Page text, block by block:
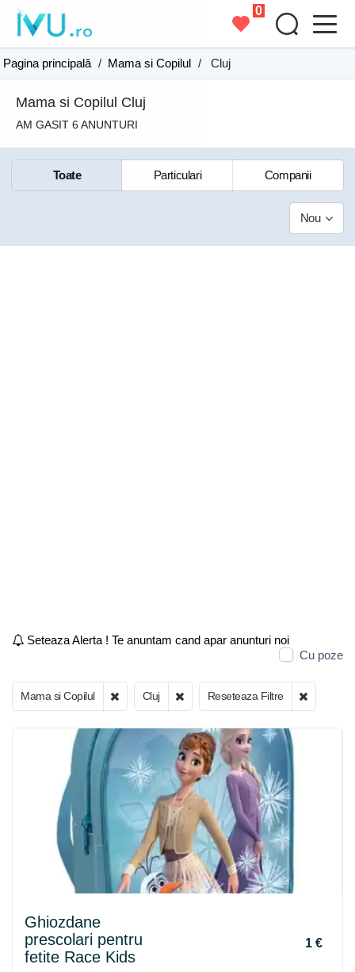
0
Pagina principală / Mama si Copilul / Cluj
Mama si Copilul Cluj
AM GASIT 6 ANUNTURI
Toate Particulari Companii
Nou
Seteaza Alerta ! Te anuntam cand apar anunturi noi
Cu poze
Mama si Copilul Cluj Reseteaza Filtre
Ghiozdane
prescolari pentru
fetite Race Kids
1 €